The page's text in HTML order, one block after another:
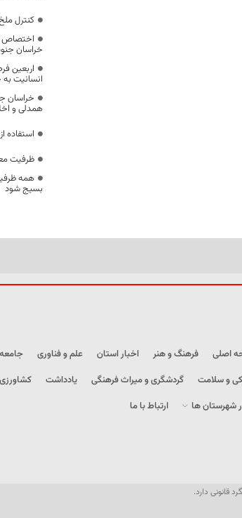
کنترل
خراسان
اربعین
انسانیت
خراسان
همدلی و
استفاده
ظرفیت
همه
بسیج شود
اصلی فرهنگ و هنر اخبار استان علم و فناوری
جامعه
و سلامت
گردشگری و میراث فرهنگی یادداشت
کشاورزی
شهرستان ها
ارتباط با ما
قانونی دارد.